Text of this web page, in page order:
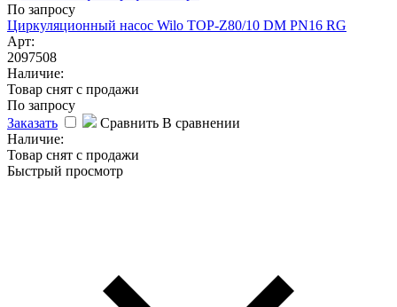
По запросу
Циркуляционный насос Wilo TOP-Z80/10 DM PN16 RG
Арт:
2097508
Наличие:
Товар снят с продажи
По запросу
Заказать
Сравнить В сравнении
Наличие:
Товар снят с продажи
Быстрый просмотр